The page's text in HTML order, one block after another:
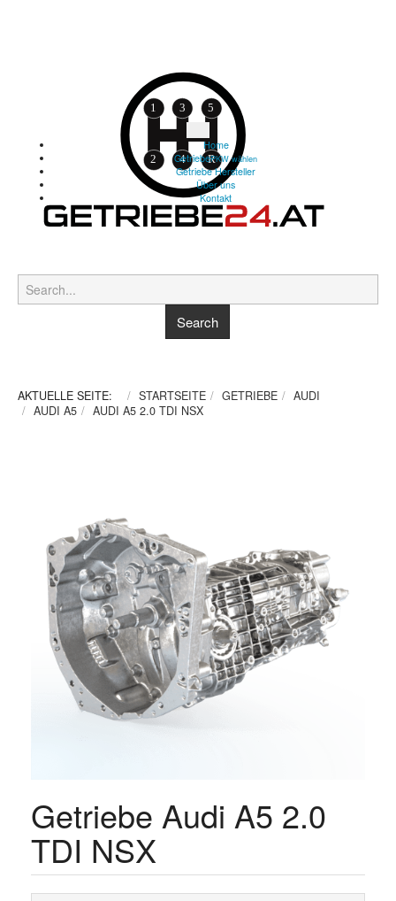
Home
GetriebePKW wählen
Getriebe Hersteller
Über uns
Kontakt
AKTUELLE SEITE: STARTSEITE GETRIEBE
AUDI
AUDI A5
AUDI A5 2.0 TDI NSX
Getriebe Audi A5 2.0
TDI NSX